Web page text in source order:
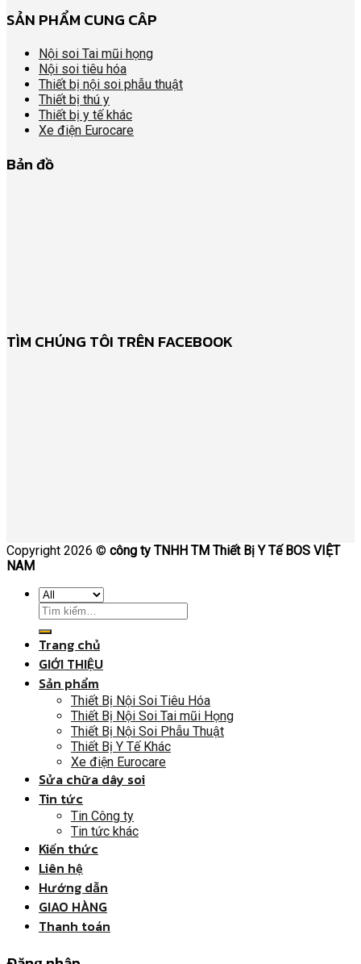
SẢN PHẨM CUNG CÂP
Nội soi Tai mũi họng
Nội soi tiêu hóa
Thiết bị nội soi phẫu thuật
Thiết bị thú y
Thiết bị y tế khác
Xe điện Eurocare
Bản đồ
TÌM CHÚNG TÔI TRÊN FACEBOOK
Copyright 2026 © công ty TNHH TM Thiết Bị Y Tế BOS VIỆT
NAM
Trang chủ
GIỚI THIỆU
Sản phẩm
Thiết Bị Nội Soi Tiêu Hóa
Thiết Bị Nội Soi Tai mũi Họng
Thiết Bị Nội Soi Phẫu Thuật
Thiết Bị Y Tế Khác
Xe điện Eurocare
Sửa chữa dây soi
Tin tức
Tin Công ty
Tin tức khác
Kiến thức
Liên hệ
Hướng dẫn
GIAO HÀNG
Thanh toán